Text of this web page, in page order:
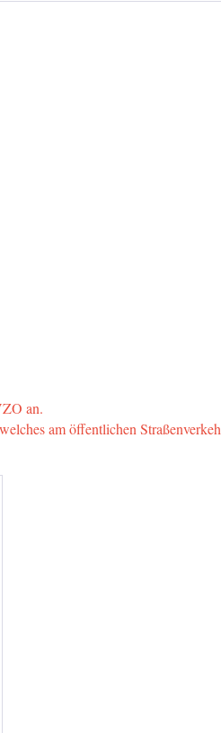
an.
am öffentlichen